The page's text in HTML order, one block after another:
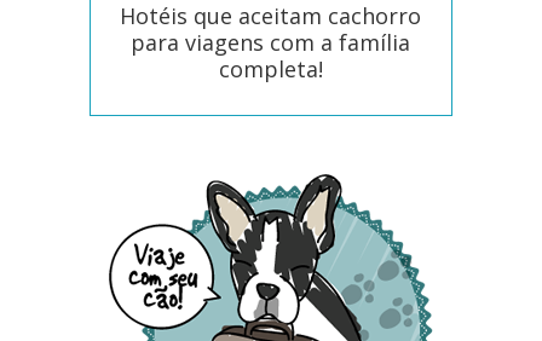
Hotéis que aceitam cachorro
para viagens com a família
completa!